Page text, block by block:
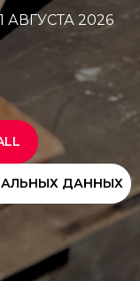
2026
ДАННЫХ